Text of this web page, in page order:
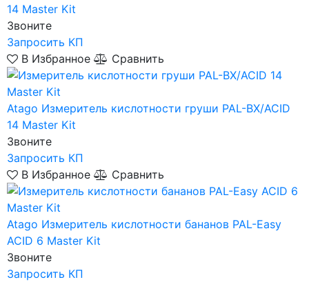
14 Master Kit
Звоните
Запросить КП
В Избранное
Сравнить
Atago Измеритель кислотности груши PAL-BX/ACID
14 Master Kit
Звоните
Запросить КП
В Избранное
Сравнить
Atago Измеритель кислотности бананов PAL-Easy
ACID 6 Master Kit
Звоните
Запросить КП